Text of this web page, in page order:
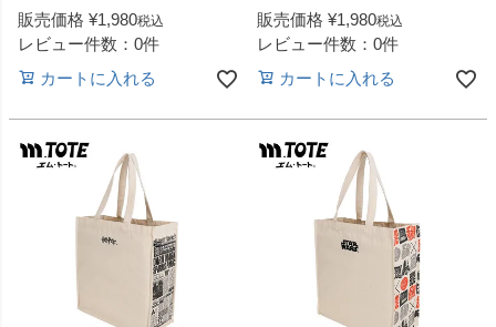
販売価格 ¥1,980税込
レビュー件数：0件
カートに入れる
販売価格 ¥1,980税込
レビュー件数：0件
カートに入れる